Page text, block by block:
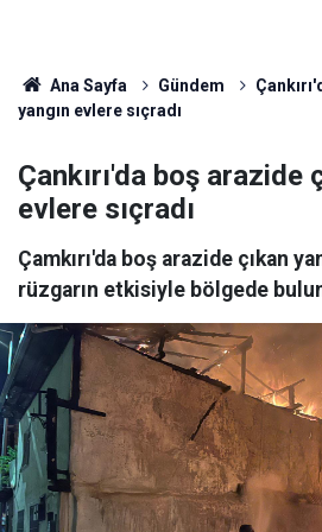
Ana Sayfa Gündem
yangın evlere sıçradı
Çankırı'da boş arazide
evlere sıçradı
Çamkırı'da boş arazide çıkan
rüzgarın etkisiyle bölgede